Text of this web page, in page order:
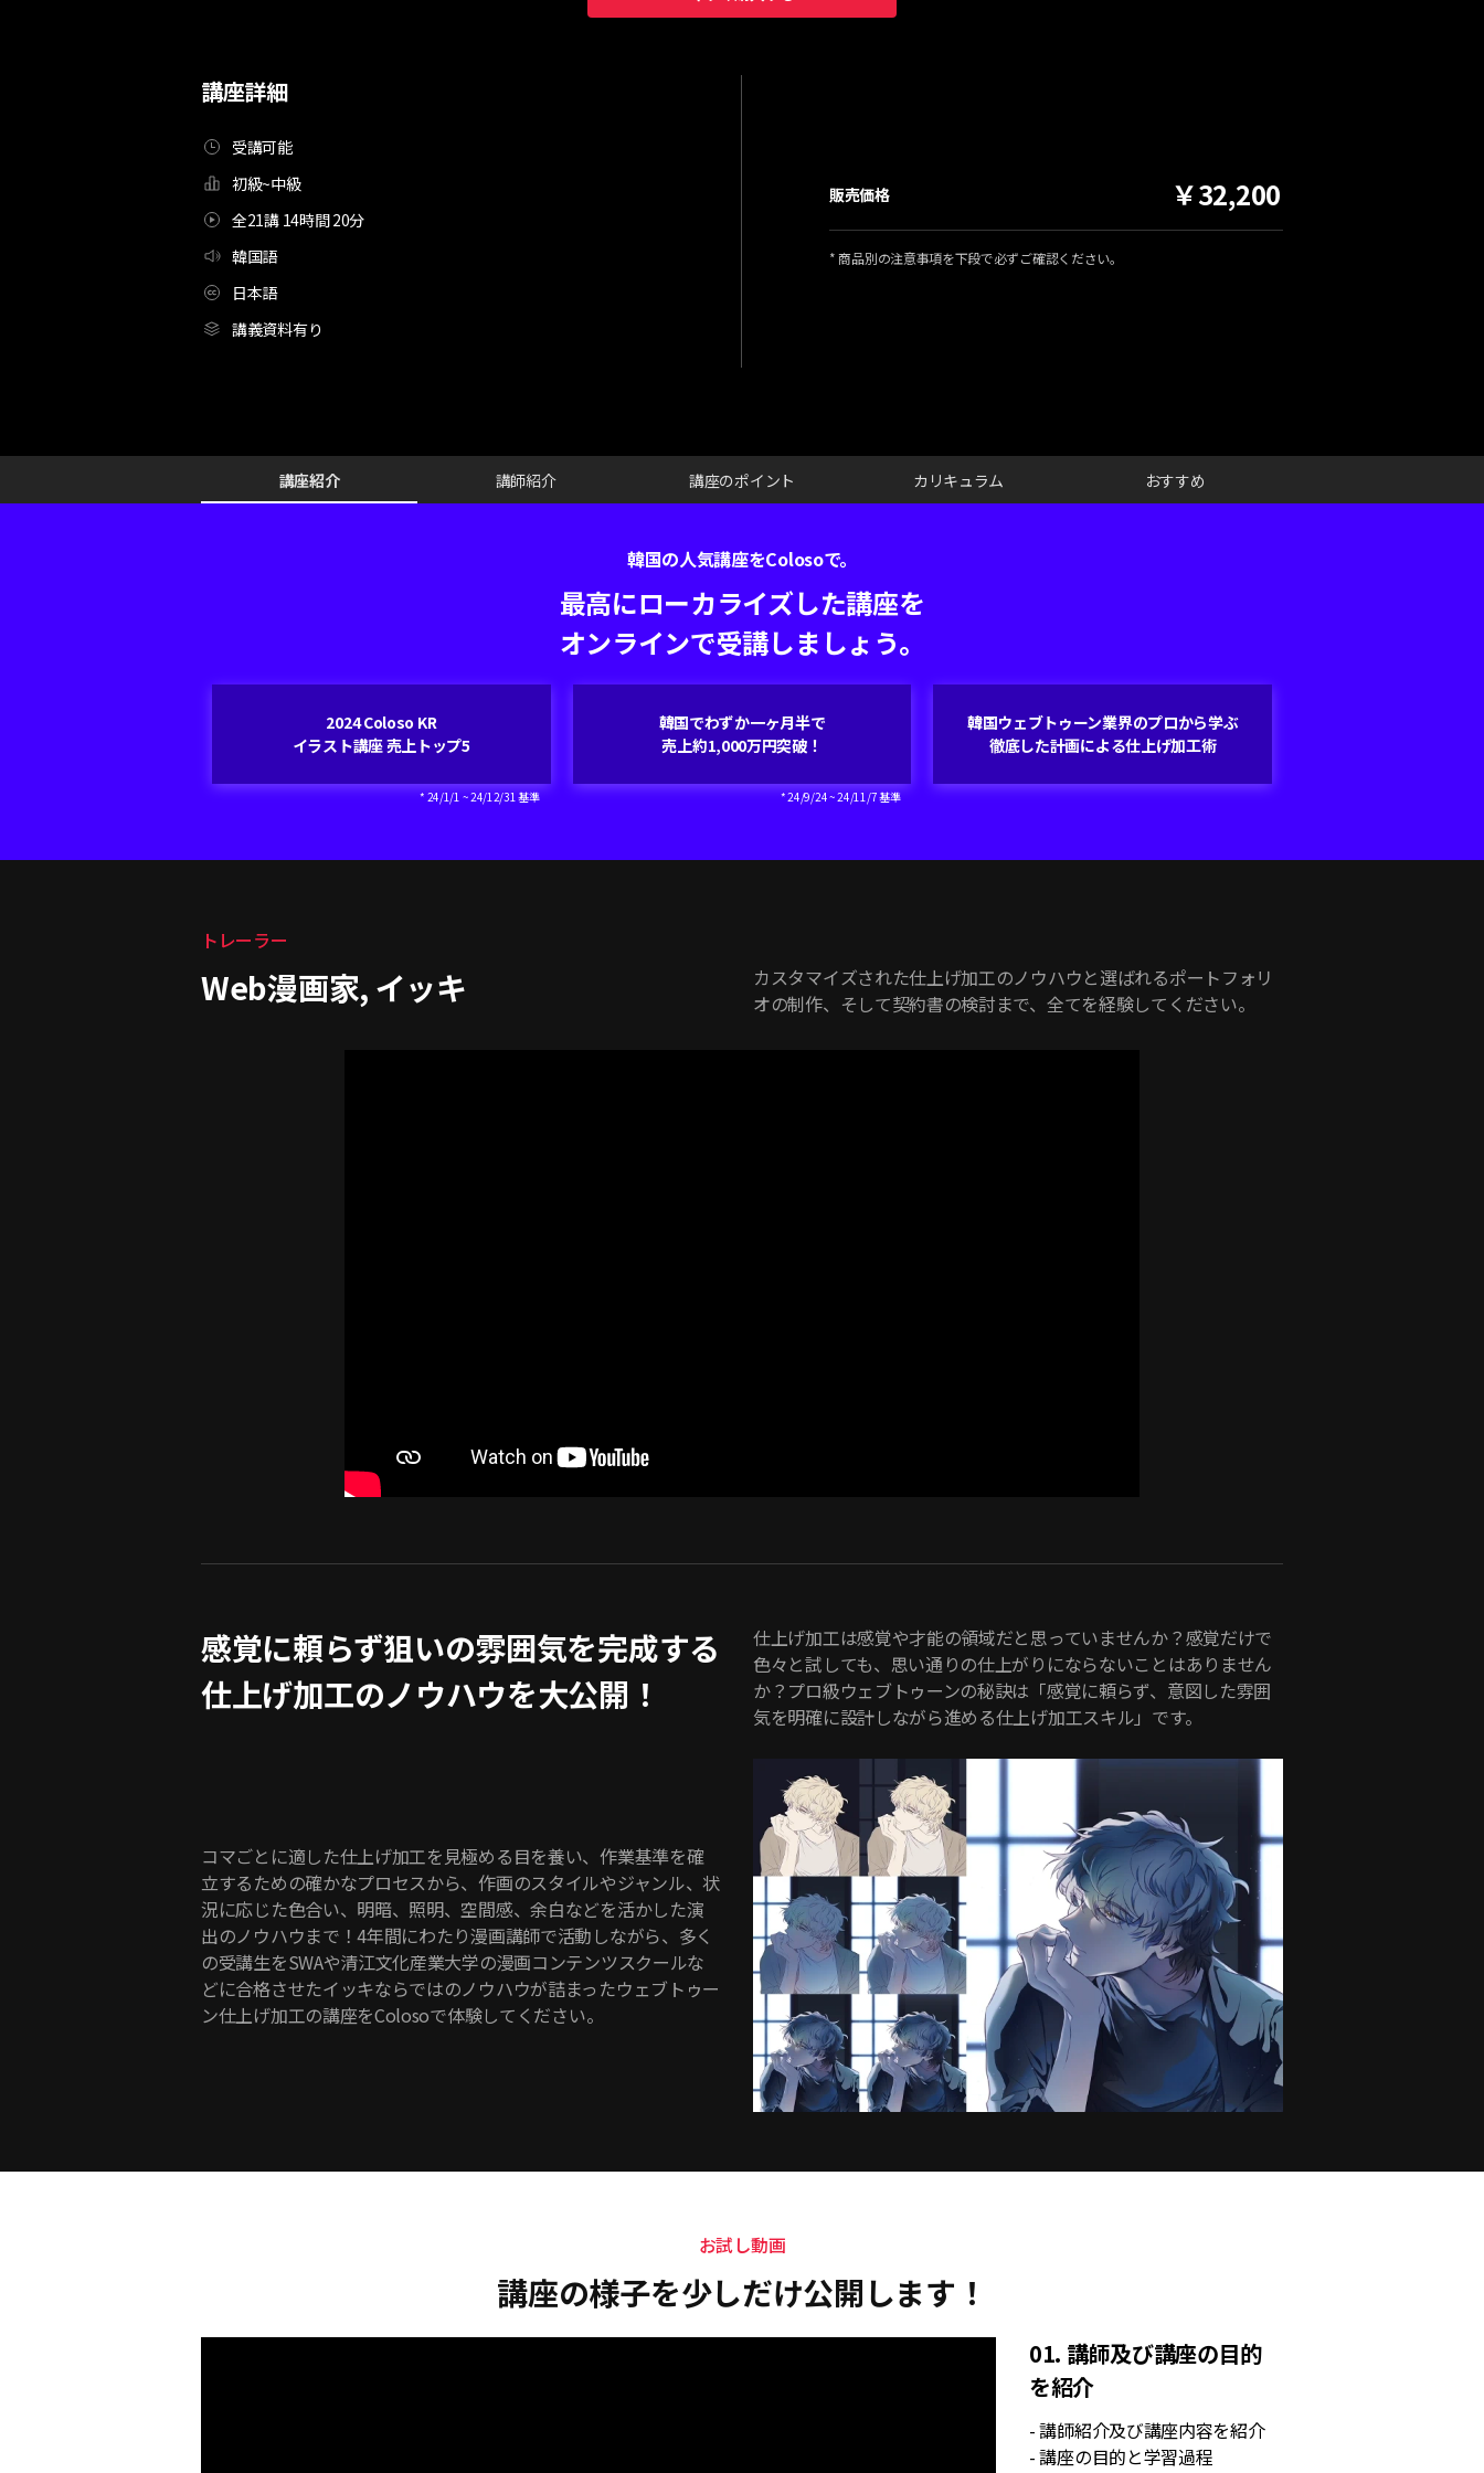
講座詳細
受講可能
初級~中級
全21講 14時間 20分
韓国語
日本語
講義資料有り
販売価格 ￥32,200
* 商品別の注意事項を下段で必ずご確認ください。
Details
Configuration Information Shortcuts
講座紹介 講師紹介 講座のポイント カリキュラム
おすすめ
韓国の人気講座をColosoで。
最高にローカライズした講座を
オンラインで受講しましょう。
2024 Coloso KR
イラスト講座 売上トップ5
* 24/1/1 ~ 24/12/31 基準
韓国でわずか一ヶ月半で
売上約1,000万円突破！
* 24/9/24 ~ 24/11/7 基準
韓国ウェブトゥーン業界のプロから学ぶ
徹底した計画による仕上げ加工術
トレーラー
Web漫画家, イッキ
カスタマイズされた仕上げ加工のノウハウと選ばれるポートフォリ
オの制作、そして契約書の検討まで、全てを経験してください。
感覚に頼らず狙いの雰囲気を完成する
仕上げ加工のノウハウを大公開！
仕上げ加工は感覚や才能の領域だと思っていませんか？感覚だけで
色々と試しても、思い通りの仕上がりにならないことはありません
か？プロ級ウェブトゥーンの秘訣は「感覚に頼らず、意図した雰囲
気を明確に設計しながら進める仕上げ加工スキル」です。
コマごとに適した仕上げ加工を見極める目を養い、作業基準を確
立するための確かなプロセスから、作画のスタイルやジャンル、状
況に応じた色合い、明暗、照明、空間感、余白などを活かした演
出のノウハウまで！4年間にわたり漫画講師で活動しながら、多く
の受講生をSWAや清江文化産業大学の漫画コンテンツスクールな
どに合格させたイッキならではのノウハウが詰まったウェブトゥー
ン仕上げ加工の講座をColosoで体験してください。
お試し動画
講座の様子を少しだけ公開します！
01. 講師及び講座の目的
を紹介
- 講師紹介及び講座内容を紹介
- 講座の目的と学習過程